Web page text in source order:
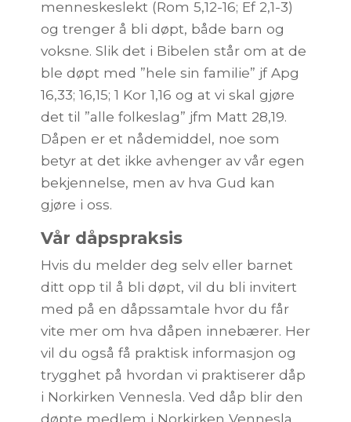
menneskeslekt (Rom 5,12-16; Ef 2,1-3)
og trenger å bli døpt, både barn og
voksne. Slik det i Bibelen står om at de
ble døpt med ”hele sin familie” jf Apg
16,33; 16,15; 1 Kor 1,16 og at vi skal gjøre
det til ”alle folkeslag” jfm Matt 28,19.
Dåpen er et nådemiddel, noe som
betyr at det ikke avhenger av vår egen
bekjennelse, men av hva Gud kan
gjøre i oss.
Vår dåpspraksis
Hvis du melder deg selv eller barnet
ditt opp til å bli døpt, vil du bli invitert
med på en dåpssamtale hvor du får
vite mer om hva dåpen innebærer. Her
vil du også få praktisk informasjon og
trygghet på hvordan vi praktiserer dåp
i Norkirken Vennesla. Ved dåp blir den
døpte medlem i Norkirken Vennesla